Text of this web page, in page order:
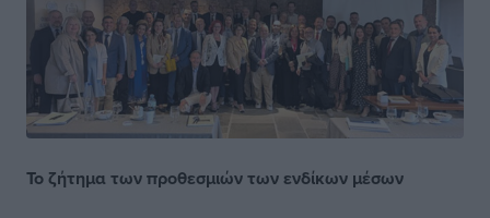
Το ζήτημα των προθεσμιώντων ενδίκων μέσων